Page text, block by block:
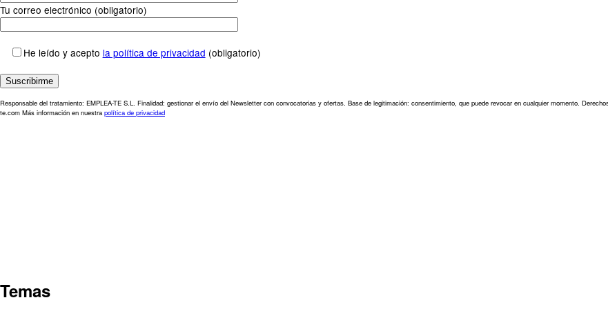
Tu correo electrónico (obligatorio)
He leído y acepto la política de privacidad (obligatorio)
Responsable del tratamiento: EMPLEA-TE S.L. Finalidad: gestionar el envío del Newsletter con convocatorias y ofertas. Base de legitimación: consentimiento, que puede revocar en cualquier momento.
te.com Más información en nuestra política de privacidad
Temas